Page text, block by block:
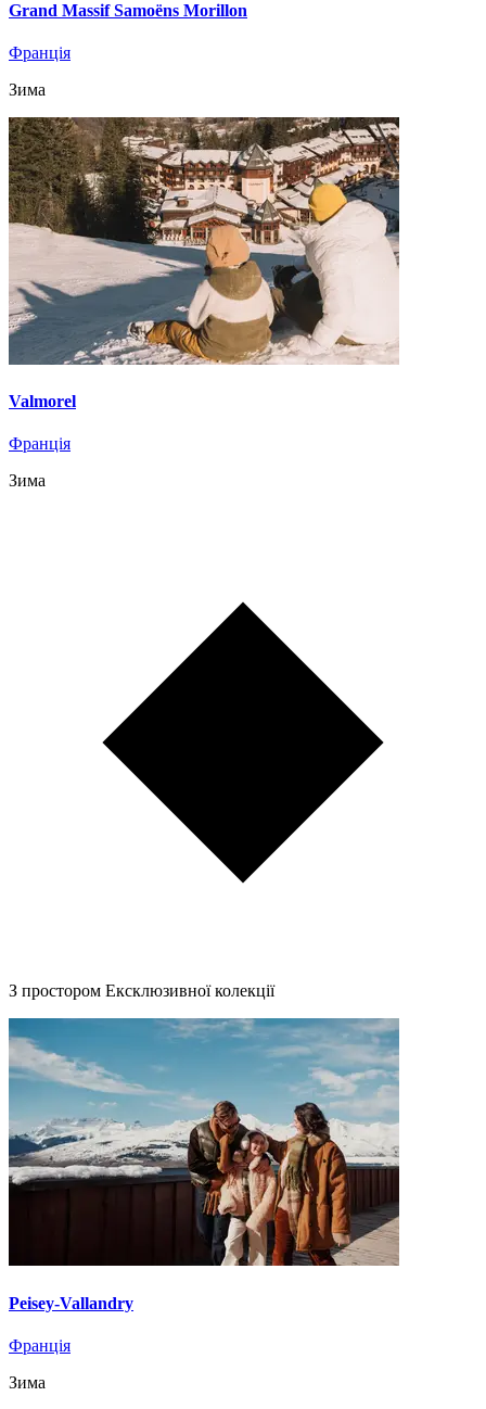
Grand Massif Samoëns Morillon
Франція
Зима
Valmorel
Франція
Зима
З простором Ексклюзивної колекції
Peisey-Vallandry
Франція
Зима